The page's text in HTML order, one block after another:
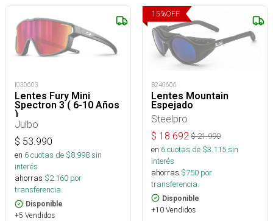
I030603
Lentes Fury Mini
Spectron 3 ( 6-10 Años
)
Julbo
$ 53.990
en 6cuotas de $8.998sin
interés
ahorras $2.160 por
transferencia.
Disponible
+5 Vendidos
15%OFF
B240606
Lentes Mountain
Espejado
Steelpro
$ 18.692 $21.990
en 6cuotas de $3.115sin
interés
ahorras $750 por
transferencia.
Disponible
+10 Vendidos